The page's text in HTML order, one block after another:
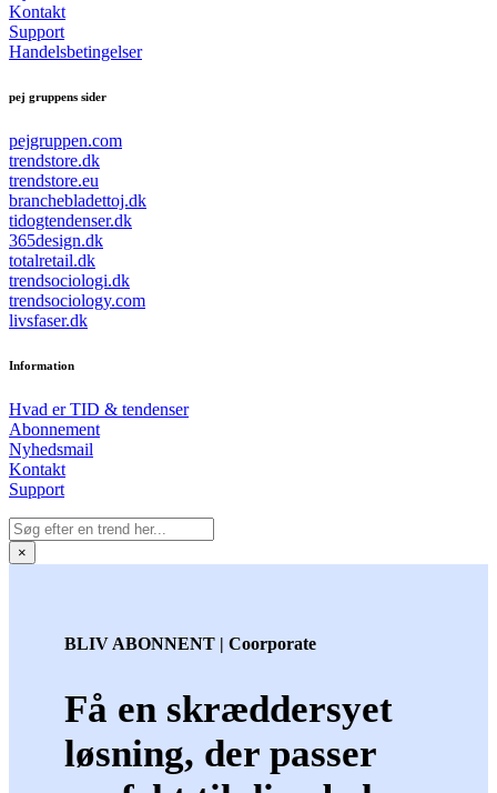
Kontakt
Support
Handelsbetingelser
pej gruppens sider
pejgruppen.com
trendstore.dk
trendstore.eu
branchebladettoj.dk
tidogtendenser.dk
365design.dk
totalretail.dk
trendsociologi.dk
trendsociology.com
livsfaser.dk
Information
Hvad er TID & tendenser
Abonnement
Nyhedsmail
Kontakt
Support
×
BLIV ABONNENT | Coorporate
Få en skræddersyet
løsning, der passer